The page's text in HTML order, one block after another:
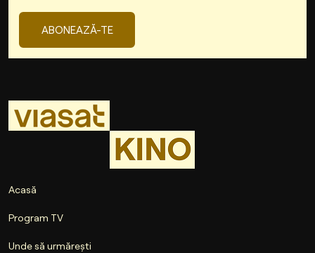
ABONEAZĂ-TE
Acasă
Program TV
Unde să urmărești